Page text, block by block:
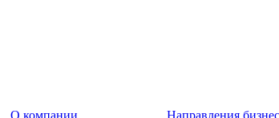
О компании
Направления